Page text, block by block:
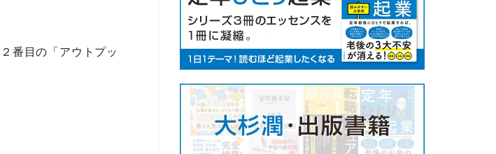
２番目の「アウトプッ